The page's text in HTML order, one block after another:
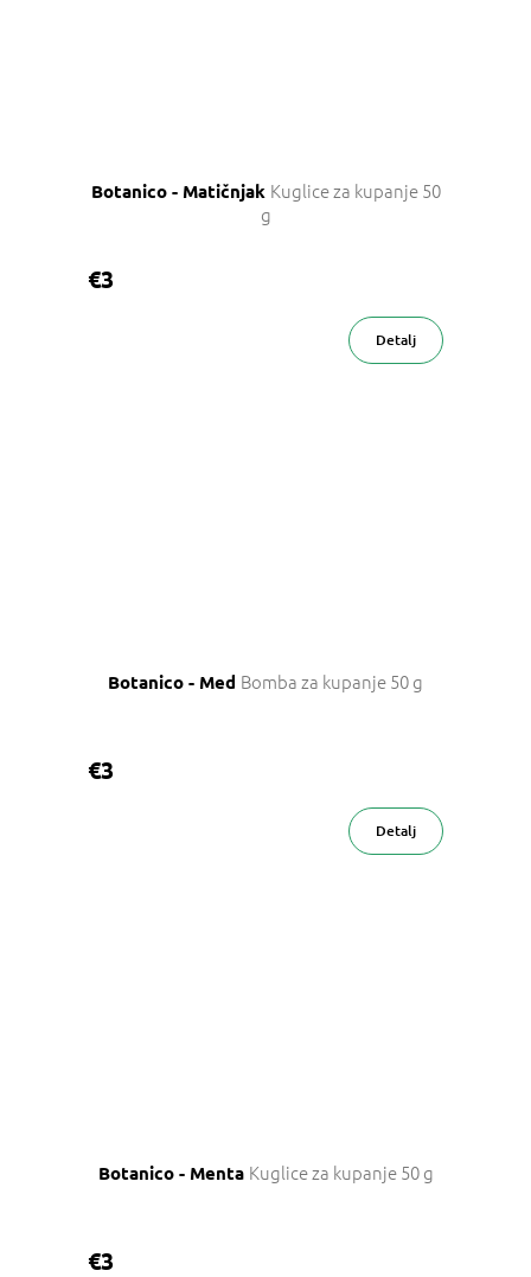
Botanico - Matičnjak Kuglice za kupanje 50
g
€3
Detalj
Botanico - Med Bomba za kupanje 50 g
€3
Detalj
Botanico - Menta Kuglice za kupanje 50 g
€3